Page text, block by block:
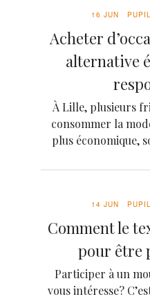
16 JUN PUPIL
Acheter
alternative
À Lille, plusieurs
consommer la
plus économique,
14 JUN PUPIL
Comment le
pour être
Participer à un
vous intéresse?